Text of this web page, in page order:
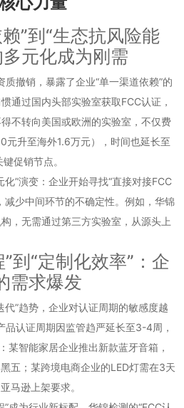
”到“生态抗风险能
元化成为刚需
撤销，暴露了企业“单一渠道依赖”的
通过国内头部实验室获取FCC认证，
不转向美国或欧洲的实验室，不仅费
元升至海外1.6万元），时间也延长至
促销节点。
”演变：企业开始寻找“直接对接FCC
减少中间环节的不确定性。例如，华锦
，无需通过第三方实验室，从源头上
到“定制化效率”：企
需求爆发
”趋势，企业对认证周期的敏感度越
认证周期因监管趋严延长至3-4周，
某智能家居企业推出新款蓝牙音箱，
五；某跨境电商企业的LED灯需在3天
马逊上架要求。